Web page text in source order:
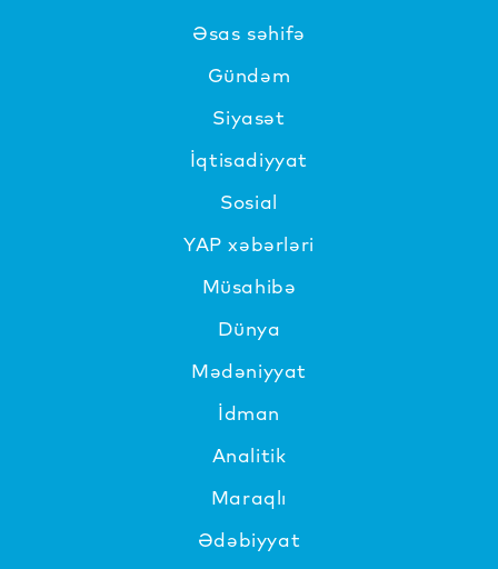
Əsas səhifə
Gündəm
Siyasət
İqtisadiyyat
Sosial
YAP xəbərləri
Müsahibə
Dünya
Mədəniyyat
İdman
Analitik
Maraqlı
Ədəbiyyat